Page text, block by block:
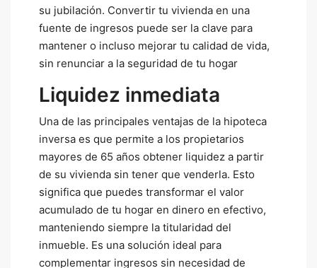
su jubilación. Convertir tu vivienda en una
fuente de ingresos puede ser la clave para
mantener o incluso mejorar tu calidad de vida,
sin renunciar a la seguridad de tu hogar
Liquidez inmediata
Una de las principales ventajas de la hipoteca
inversa es que permite a los propietarios
mayores de 65 años obtener liquidez a partir
de su vivienda sin tener que venderla. Esto
significa que puedes transformar el valor
acumulado de tu hogar en dinero en efectivo,
manteniendo siempre la titularidad del
inmueble. Es una solución ideal para
complementar ingresos sin necesidad de